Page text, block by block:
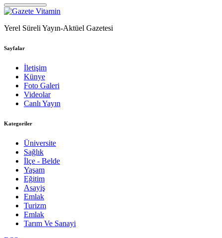
Yerel Süreli Yayın-Aktüel Gazetesi
Sayfalar
İletişim
Künye
Foto Galeri
Videolar
Canlı Yayın
Kategoriler
Üniversite
Sağlık
İlçe - Belde
Yaşam
Eğitim
Asayiş
Emlak
Turizm
Emlak
Tarım Ve Sanayi